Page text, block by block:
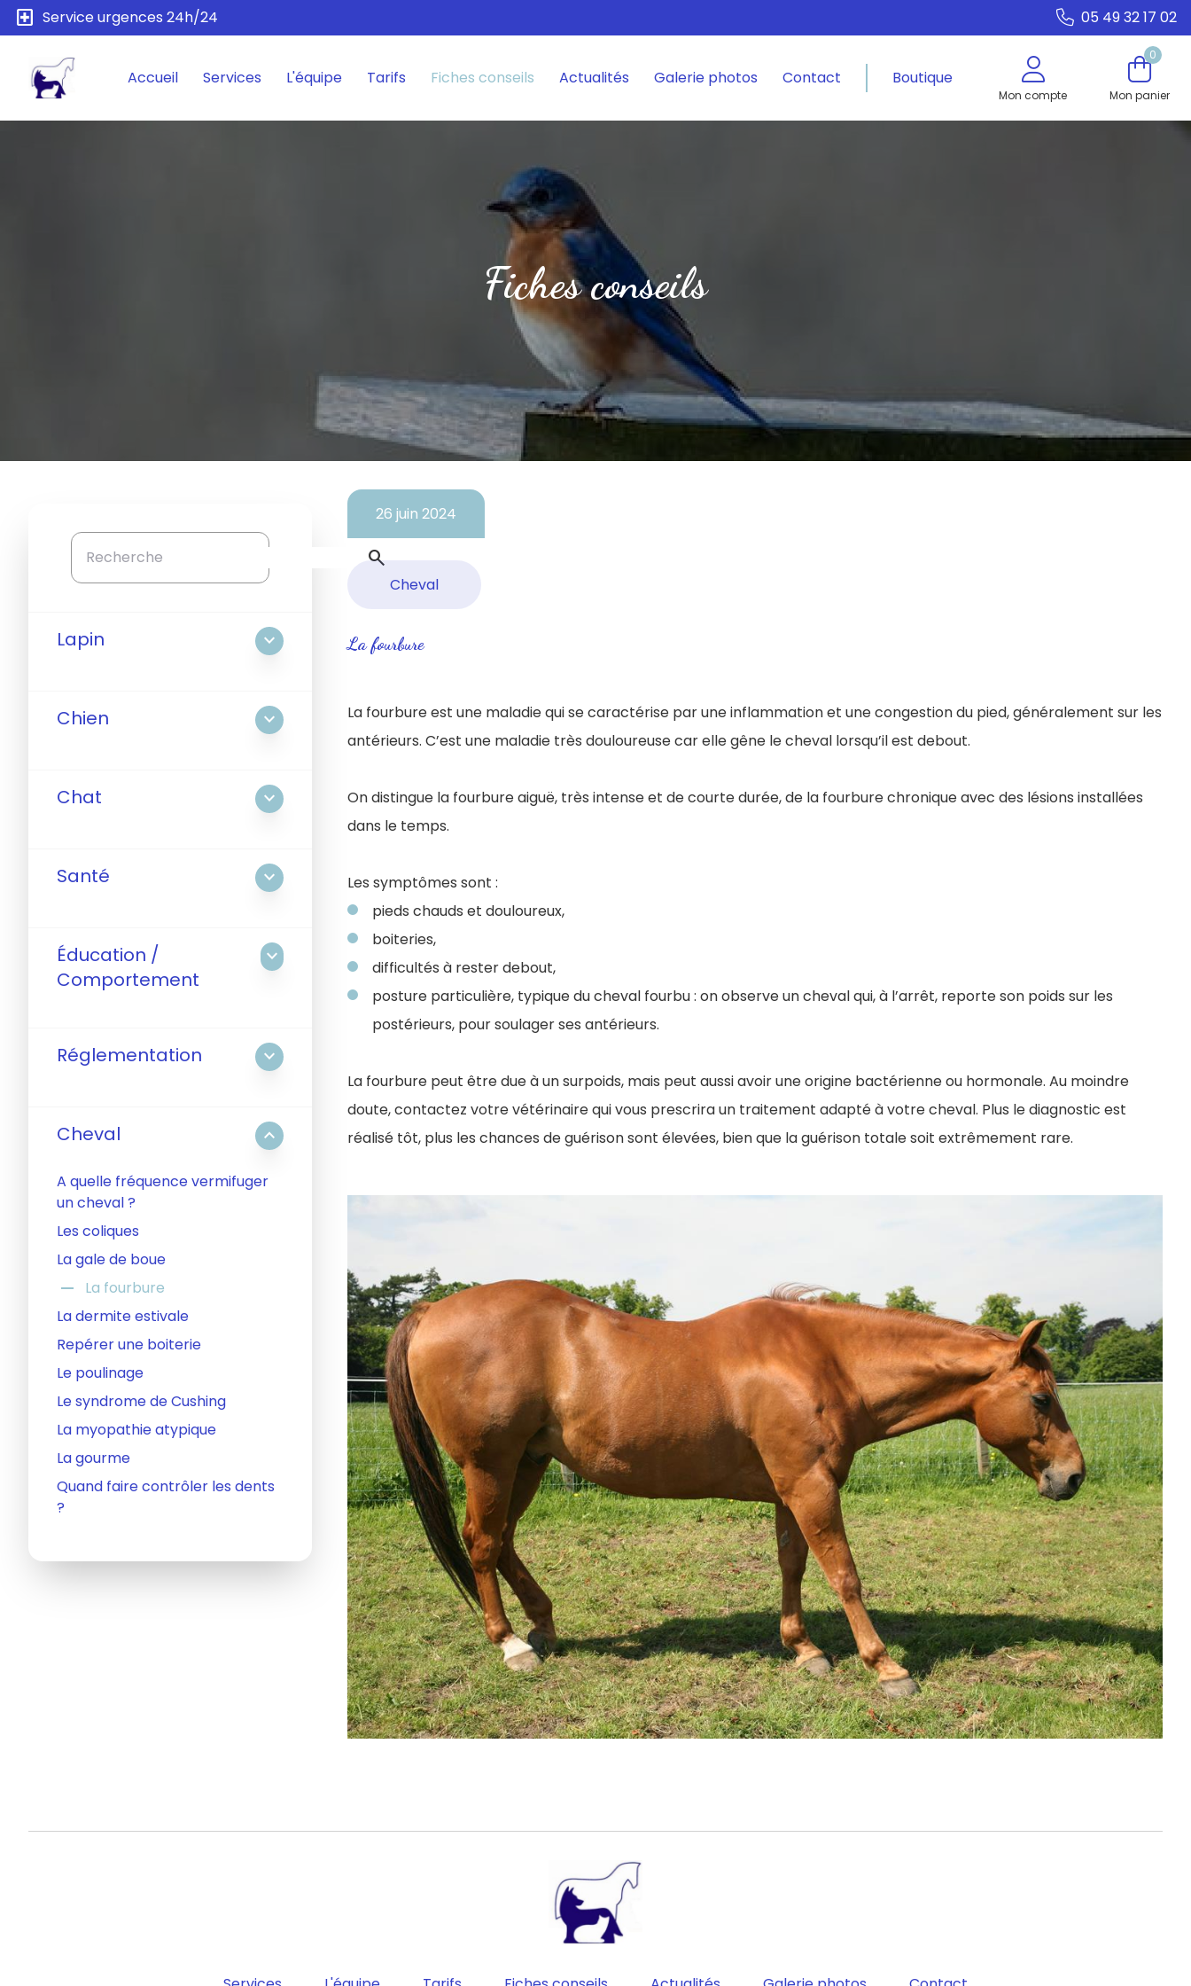
local_hospital Service urgences 24h/24 05 49 32 17 02
Accueil Services L'équipe Tarifs Fiches conseils Actualités Galerie photos Contact Boutique
Mon compte
0
Mon panier
Fiches conseils
search
Lapin expand_more
Chien expand_more
Chat expand_more
Santé expand_more
Éducation /
Comportement
expand_more
Réglementation expand_more
Cheval expand_less
A quelle fréquence vermifuger
un cheval ?
Les coliques
La gale de boue
remove
La fourbure
La dermite estivale
Repérer une boiterie
Le poulinage
Le syndrome de Cushing
La myopathie atypique
La gourme
Quand faire contrôler les dents
?
26 juin 2024
Cheval
La fourbure
La fourbure est une maladie qui se caractérise par une inflammation et une congestion du pied, généralement sur les
antérieurs. C’est une maladie très douloureuse car elle gêne le cheval lorsqu’il est debout.
On distingue la fourbure aiguë, très intense et de courte durée, de la fourbure chronique avec des lésions installées
dans le temps.
Les symptômes sont :
pieds chauds et douloureux,
boiteries,
difficultés à rester debout,
posture particulière, typique du cheval fourbu : on observe un cheval qui, à l’arrêt, reporte son poids sur les
postérieurs, pour soulager ses antérieurs.
La fourbure peut être due à un surpoids, mais peut aussi avoir une origine bactérienne ou hormonale. Au moindre
doute, contactez votre vétérinaire qui vous prescrira un traitement adapté à votre cheval. Plus le diagnostic est
réalisé tôt, plus les chances de guérison sont élevées, bien que la guérison totale soit extrêmement rare.